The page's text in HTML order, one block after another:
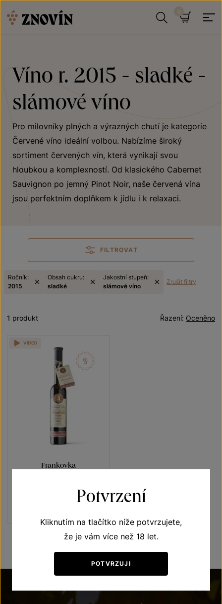
Víno r. 2015 - sladké -
slámové víno
Pro milovníky plných a výrazných chutí je kategorie
Červené víno ideální volbou. Nabízíme široký
sortiment červených vín, která vynikají svou
hloubkou a komplexností. Od klasického Cabernet
Sauvignon po jemný Pinot Noir, naše červená vína
jsou perfektním doplňkem k jídlu i k relaxaci.
FILTROVAT
Ročník:
2015
Obsah cukru:
sladké
Jakostní stupeň:
slámové víno
Zrušit filtry
Oceněno
Řazení:
1 produkt
Frankovka
slámové víno 2015
VIDEO
Potvrzení
Kliknutím na tlačítko níže potvrzujete,
že je vám více než 18 let.
POTVRZUJI